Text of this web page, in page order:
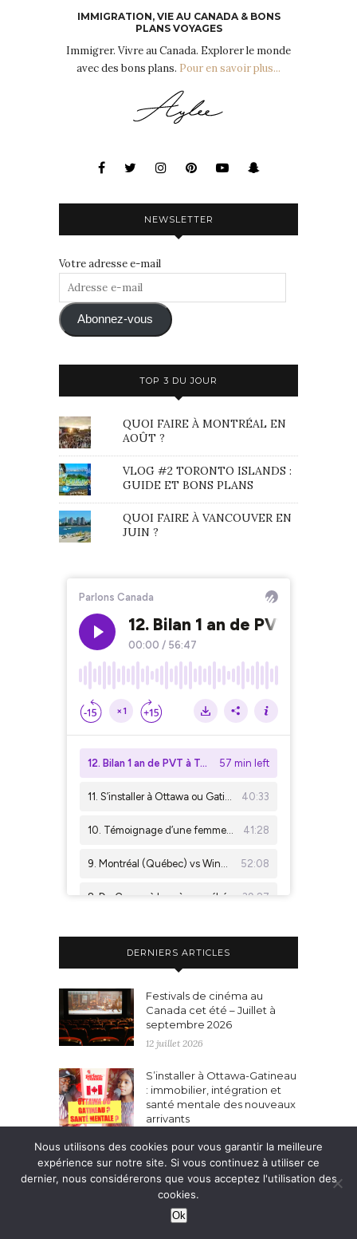
IMMIGRATION, VIE AU CANADA & BONS
PLANS VOYAGES
Immigrer. Vivre au Canada. Explorer le monde
avec des bons plans. Pour en savoir plus...
NEWSLETTER
Votre adresse e-mail
Adresse
mail Abonnez-vous
TOP 3 DU JOUR
QUOI FAIRE À MONTRÉAL EN
AOÛT ?
VLOG #2 TORONTO ISLANDS :
GUIDE ET BONS PLANS
QUOI FAIRE À VANCOUVER EN
JUIN ?
DERNIERS ARTICLES
Festivals de cinéma au
Canada cet été – Juillet à
septembre 2026
12 juillet 2026
S’installer à Ottawa-Gatineau
: immobilier, intégration et
santé mentale des nouveaux
arrivants
Vivre au Canada SANS
résidence permanente avec
les organisations reconnues
(2026)
Nous utilisons des cookies pour vous garantir la meilleure
expérience sur notre site. Si vous continuez à utiliser ce
dernier, nous considérerons que vous acceptez l'utilisation des
cookies.
Ok